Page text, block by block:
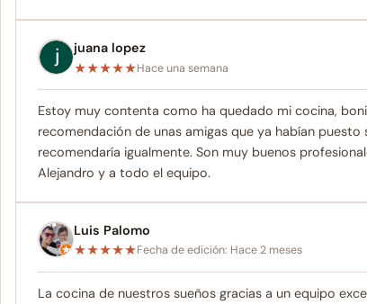
juana lopez
★★★★★Hace una semana
Estoy muy contenta como ha quedado mi cocina,
recomendación de unas amigas que ya habían
recomendaría igualmente. Son muy buenos
Alejandro y a todo el equipo.
Luis Palomo
★★★★★Fecha de edición: Hace 2 meses
La cocina de nuestros sueños gracias a un equipo